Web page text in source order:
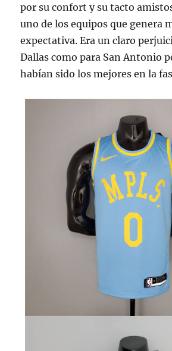
por su confort y su tacto
uno de los equipos que genera
expectativa. Era un claro
Dallas como para San Antonio
habían sido los mejores en la